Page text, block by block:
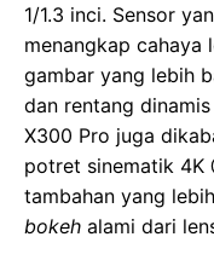
1/1.3 inci. Sensor
menangkap cahaya
gambar yang lebih
dan rentang
X300 Pro juga
potret sinematik 4K
tambahan yang
bokeh alami dari